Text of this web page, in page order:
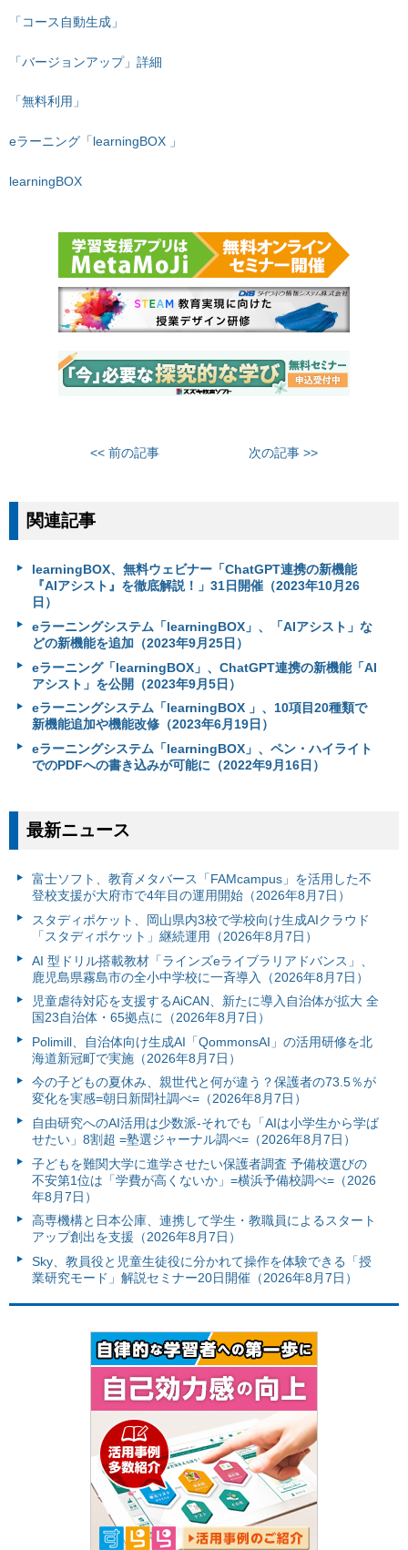
「コース自動生成」
「バージョンアップ」詳細
「無料利用」
eラーニング「learningBOX 」
learningBOX
<< 前の記事 次の記事 >>
関連記事
learningBOX、無料ウェビナー「ChatGPT連携の新機能
『AIアシスト』を徹底解説！」31日開催（2023年10月26
日）
eラーニングシステム「learningBOX」、「AIアシスト」な
どの新機能を追加（2023年9月25日）
eラーニング「learningBOX」、ChatGPT連携の新機能「AI
アシスト」を公開（2023年9月5日）
eラーニングシステム「learningBOX 」、10項目20種類で
新機能追加や機能改修（2023年6月19日）
eラーニングシステム「learningBOX」、ペン・ハイライト
でのPDFへの書き込みが可能に（2022年9月16日）
最新ニュース
富⼠ソフト、教育メタバース「FAMcampus」を活用した不
登校支援が大府市で4年目の運用開始（2026年8月7日）
スタディポケット、岡山県内3校で学校向け生成AIクラウド
「スタディポケット」継続運用（2026年8月7日）
AI 型ドリル搭載教材「ラインズeライブラリアドバンス」、
鹿児島県霧島市の全小中学校に一斉導入（2026年8月7日）
児童虐待対応を支援するAiCAN、新たに導入自治体が拡大 全
国23自治体・65拠点に（2026年8月7日）
Polimill、自治体向け生成AI「QommonsAI」の活用研修を北
海道新冠町で実施（2026年8月7日）
今の子どもの夏休み、親世代と何が違う？保護者の73.5％が
変化を実感=朝日新聞社調べ=（2026年8月7日）
自由研究へのAI活用は少数派-それでも「AIは小学生から学ば
せたい」8割超 =塾選ジャーナル調べ=（2026年8月7日）
子どもを難関大学に進学させたい保護者調査 予備校選びの
不安第1位は「学費が高くないか」=横浜予備校調べ=（2026
年8月7日）
高専機構と日本公庫、連携して学生・教職員によるスタート
アップ創出を支援（2026年8月7日）
Sky、教員役と児童生徒役に分かれて操作を体験できる「授
業研究モード」解説セミナー20日開催（2026年8月7日）